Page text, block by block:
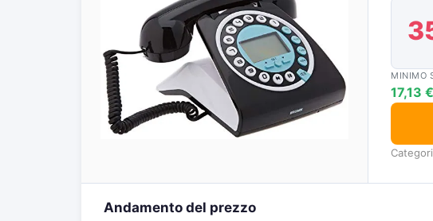
MINIMO
17,13 €
Andamento del prezzo